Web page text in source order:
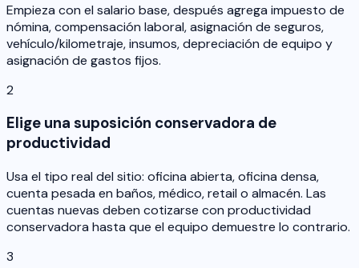
Empieza con el salario base, después agrega impuesto de
nómina, compensación laboral, asignación de seguros,
vehículo/kilometraje, insumos, depreciación de equipo y
asignación de gastos fijos.
2
Elige una suposición conservadora de
productividad
Usa el tipo real del sitio: oficina abierta, oficina densa,
cuenta pesada en baños, médico, retail o almacén. Las
cuentas nuevas deben cotizarse con productividad
conservadora hasta que el equipo demuestre lo contrario.
3